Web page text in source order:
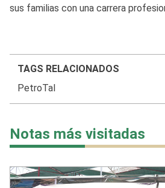
sus familias con una carrera
TAGS RELACIONADOS
PetroTal
Notas más visitadas